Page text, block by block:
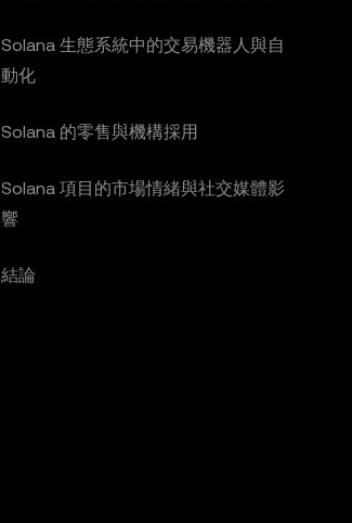
Solana 生態系統中的交易機器人與自
動化
Solana 的零售與機構採用
Solana 項目的市場情緒與社交媒體影
響
結論